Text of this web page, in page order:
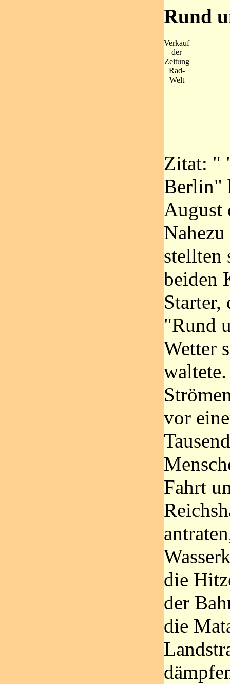
Rund
Verkauf
der
Zeitung
Rad-
Welt
Zitat: "
Berlin"
August
stellten
beiden
Starter,
"Rund
Wetter
vor
Fahrt
die
der
die